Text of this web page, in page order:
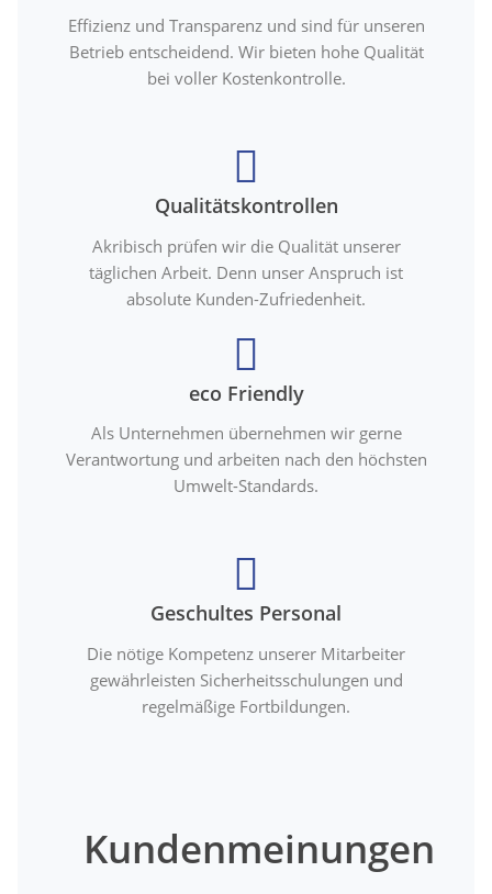
Effizienz und Transparenz und sind für unseren
Betrieb entscheidend. Wir bieten hohe Qualität
bei voller Kostenkontrolle.
Qualitätskontrollen
Akribisch prüfen wir die Qualität unserer
täglichen Arbeit. Denn unser Anspruch ist
absolute Kunden-Zufriedenheit.
eco Friendly
Als Unternehmen übernehmen wir gerne
Verantwortung und arbeiten nach den höchsten
Umwelt-Standards.
Geschultes Personal
Die nötige Kompetenz unserer Mitarbeiter
gewährleisten Sicherheitsschulungen und
regelmäßige Fortbildungen.
Kundenmeinungen